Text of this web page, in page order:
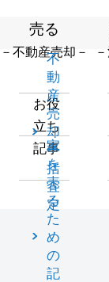
売る
－不動産売却－
不
動
産
売
却
一
括
査
定
お役
立ち
記事
家
を
売
る
た
め
の
記